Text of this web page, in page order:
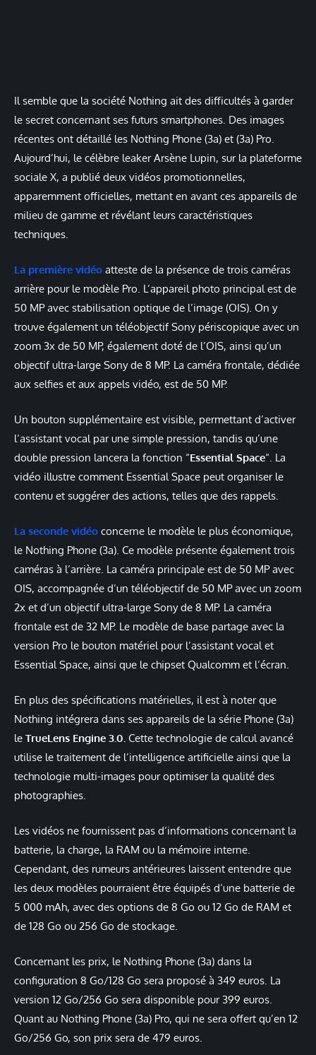
Il semble que la société Nothing ait des difficultés à garder
le secret concernant ses futurs smartphones. Des images
récentes ont détaillé les Nothing Phone (3a) et (3a) Pro.
Aujourd’hui, le célèbre leaker Arsène Lupin, sur la plateforme
sociale X, a publié deux vidéos promotionnelles,
apparemment officielles, mettant en avant ces appareils de
milieu de gamme et révélant leurs caractéristiques
techniques.
La première vidéo atteste de la présence de trois caméras
arrière pour le modèle Pro. L’appareil photo principal est de
50 MP avec stabilisation optique de l’image (OIS). On y
trouve également un téléobjectif Sony périscopique avec un
zoom 3x de 50 MP, également doté de l’OIS, ainsi qu’un
objectif ultra-large Sony de 8 MP. La caméra frontale, dédiée
aux selfies et aux appels vidéo, est de 50 MP.
Un bouton supplémentaire est visible, permettant d’activer
l’assistant vocal par une simple pression, tandis qu’une
double pression lancera la fonction “Essential Space“. La
vidéo illustre comment Essential Space peut organiser le
contenu et suggérer des actions, telles que des rappels.
La seconde vidéo concerne le modèle le plus économique,
le Nothing Phone (3a). Ce modèle présente également trois
caméras à l’arrière. La caméra principale est de 50 MP avec
OIS, accompagnée d’un téléobjectif de 50 MP avec un zoom
2x et d’un objectif ultra-large Sony de 8 MP. La caméra
frontale est de 32 MP. Le modèle de base partage avec la
version Pro le bouton matériel pour l’assistant vocal et
Essential Space, ainsi que le chipset Qualcomm et l’écran.
En plus des spécifications matérielles, il est à noter que
Nothing intégrera dans ses appareils de la série Phone (3a)
le TrueLens Engine 3.0. Cette technologie de calcul avancé
utilise le traitement de l’intelligence artificielle ainsi que la
technologie multi-images pour optimiser la qualité des
photographies.
Les vidéos ne fournissent pas d’informations concernant la
batterie, la charge, la RAM ou la mémoire interne.
Cependant, des rumeurs antérieures laissent entendre que
les deux modèles pourraient être équipés d’une batterie de
5 000 mAh, avec des options de 8 Go ou 12 Go de RAM et
de 128 Go ou 256 Go de stockage.
Concernant les prix, le Nothing Phone (3a) dans la
configuration 8 Go/128 Go sera proposé à 349 euros. La
version 12 Go/256 Go sera disponible pour 399 euros.
Quant au Nothing Phone (3a) Pro, qui ne sera offert qu’en 12
Go/256 Go, son prix sera de 479 euros.